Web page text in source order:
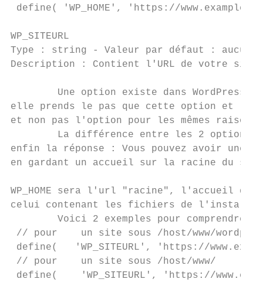
define​( ​'WP_HOME'​, ​'https://
WP_SITEURL
Type ​: string - ​Valeur par défaut​ : ​aucune
Description ​: Contient l'URL de votre
Une option existe dans WordPress,
elle prends le pas que cette option et
et non pas l'option pour les mêmes raisons
La différence entre les 2 options
enfin la réponse : Vous pouvez avoir une
en gardant un accueil sur la racine du
WP_HOME sera l'url "racine", l'accueil
celui contenant les fichiers de
        Voici 2 exemples pour comprendre :
// pour    un site sous /host/www/
define​(   ​'WP_SITEURL'​, ​'https://
// pour    un site sous /host/www/
define(​    ​'WP_SITEURL'​, ​'https://